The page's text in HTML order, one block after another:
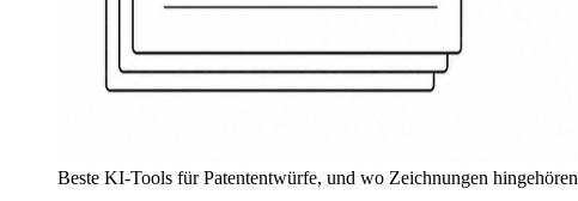
Beste KI-Tools für Patententwürfe, und wo Zeichnungen hingehören